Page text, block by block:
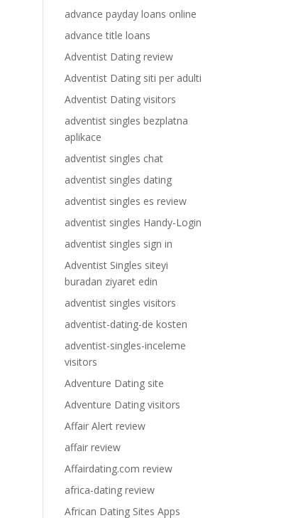
advance payday loans online
advance title loans
Adventist Dating review
Adventist Dating siti per adulti
Adventist Dating visitors
adventist singles bezplatna
aplikace
adventist singles chat
adventist singles dating
adventist singles es review
adventist singles Handy-Login
adventist singles sign in
Adventist Singles siteyi
buradan ziyaret edin
adventist singles visitors
adventist-dating-de kosten
adventist-singles-inceleme
visitors
Adventure Dating site
Adventure Dating visitors
Affair Alert review
affair review
Affairdating.com review
africa-dating review
African Dating Sites Apps